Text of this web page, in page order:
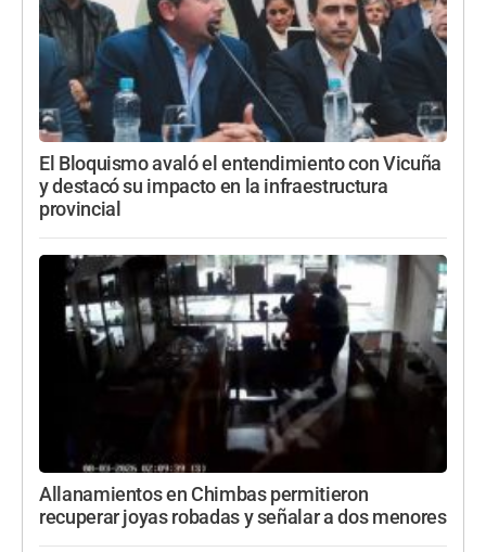
El Bloquismo avaló el entendimiento con Vicuña
y destacó su impacto en la infraestructura
provincial
Allanamientos en Chimbas permitieron
recuperar joyas robadas y señalar a dos menores